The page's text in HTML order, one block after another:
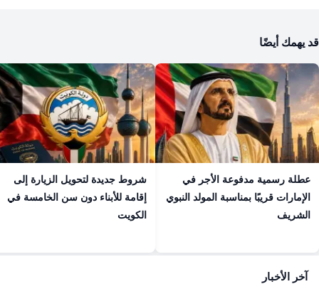
قد يهمك أيضًا
عطلة رسمية مدفوعة الأجر في
الإمارات قريبًا بمناسبة المولد النبوي
الشريف
شروط جديدة لتحويل الزيارة إلى
إقامة للأبناء دون سن الخامسة في
الكويت
آخر الأخبار